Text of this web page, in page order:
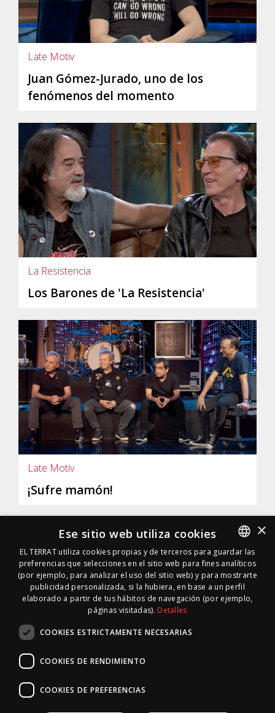
Late Motiv
Juan Gómez-Jurado, uno de los
fenómenos del momento
La Resistencia
Los Barones de 'La Resistencia'
Late Motiv
¡Sufre mamón!
© 1996 · 2026 * EL TERRAT GESTIONES XXI, S.L.U.
SPANISH
SPANISH
×
Ese sitio web utiliza cookies
EL TERRAT utiliza cookies propias y de terceros para guardar las
preferencias que selecciones en el sitio web para fines analíticos
(por ejemplo, para analizar el uso del sitio web) y para mostrarte
publicidad personalizada, si la hubiera, en base a un perfil
elaborado a partir de tus hábitos de navegación (por ejemplo,
páginas visitadas). Detalles
COOKIES ESTRICTAMENTE NECESARIAS
COOKIES DE RENDIMIENTO
COOKIES DE PREFERENCIAS